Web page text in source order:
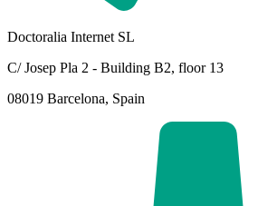
Doctoralia Internet SL
C/ Josep Pla 2 - Building B2, floor 13
08019 Barcelona, Spain